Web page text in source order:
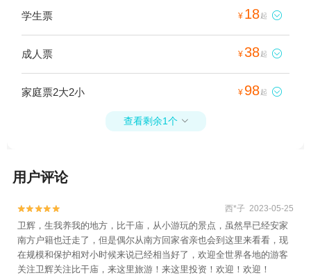
学生票 ¥ 18起 
成人票 ¥38起 
家庭票2大2小 ¥ 98起 
查看剩余1个 
用户评论

 西*子 2023-05-25
卫辉，生我养我的地方，比干庙，从小游玩的景点，虽然早已经安家
南方户籍也迁走了，但是偶尔从南方回家省亲也会到这里来看看，现
在规模和保护相对小时候来说已经相当好了，欢迎全世界各地的游客
关注卫辉关注比干庙，来这里旅游！来这里投资！欢迎！欢迎！